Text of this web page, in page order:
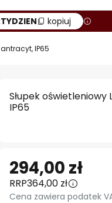
TYDZIEN kopiuj
IP65
Słupek
IP65
294,00 zł
RRP364,00 zł
Cena zawiera podatek